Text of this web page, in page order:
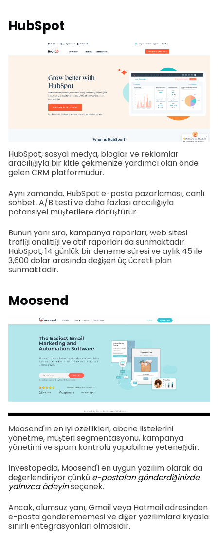
HubSpot
HubSpot, sosyal medya, bloglar ve reklamlar
aracılığıyla bir kitle çekmenize yardımcı olan önde
gelen CRM platformudur.
Aynı zamanda, HubSpot e-posta pazarlaması, canlı
sohbet, A/B testi ve daha fazlası aracılığıyla
potansiyel müşterilere dönüştürür.
Bunun yanı sıra, kampanya raporları, web sitesi
trafiği analitiği ve atıf raporları da sunmaktadır.
HubSpot, 14 günlük bir deneme süresi ve aylık 45 ile
3,600 dolar arasında değişen üç ücretli plan
sunmaktadır.
Moosend
Moosend'ın en iyi özellikleri, abone listelerini
yönetme, müşteri segmentasyonu, kampanya
yönetimi ve spam kontrolü yapabilme yeteneğidir.
Investopedia, Moosend'i en uygun yazılım olarak da
değerlendiriyor çünkü e-postaları gönderdiğinizde
yalnızca ödeyinseçenek.
Ancak, olumsuz yanı, Gmail veya Hotmail adresinden
e-posta gönderememesi ve diğer yazılımlara kıyasla
sınırlı entegrasyonları olmasıdır.